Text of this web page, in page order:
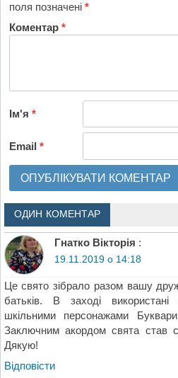
поля позначені*
Коментар*
Ім'я*
Email*
ОДИН КОМЕНТАР
Гнатко Вікторія :
19.11.2019 о 14:18
Це свято зібрало разом вашу
батьків. В заході використані
шкільними персонажами
Заключним акордом свята став
Дякую!
Відповіcти